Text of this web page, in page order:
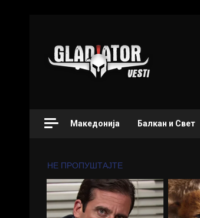
Македонија Балкан и Свет